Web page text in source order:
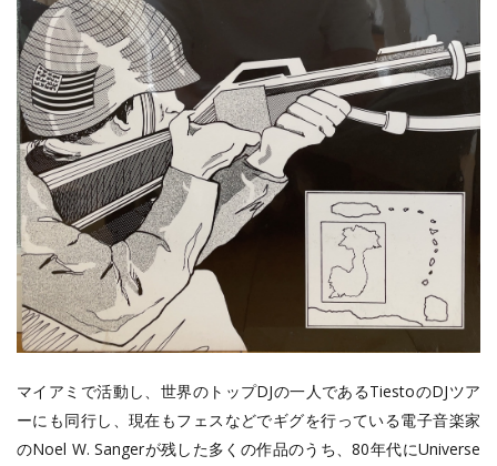
マイアミで活動し、世界のトップDJの一人であるTiestoのDJツア
ーにも同行し、現在もフェスなどでギグを行っている電子音楽家
のNoel W. Sangerが残した多くの作品のうち、80年代にUniverse